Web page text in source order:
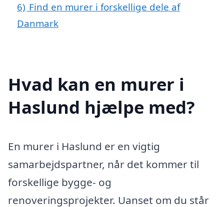
6) Find en murer i forskellige dele af
Danmark
Hvad kan en murer i
Haslund hjælpe med?
En murer i Haslund er en vigtig
samarbejdspartner, når det kommer til
forskellige bygge- og
renoveringsprojekter. Uanset om du står